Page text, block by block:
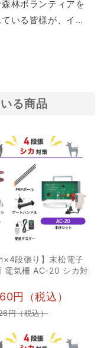
森林ボランティアを
ている皆様が、イノ
社執行役員の福士
当社の取り組みにつ
お話させていただき
福士 そ
、実際に森の中を歩
ら、整備の状況や
イの森の魅力を体
ていただきました。
は、森の手入れの
や、自然と人との
りの大切さについ
発な意見交換も行
ボランティアの皆
る商品
段張り】末松電子
電気柵 AC-20 シカ対
円（税込）
円（税込）